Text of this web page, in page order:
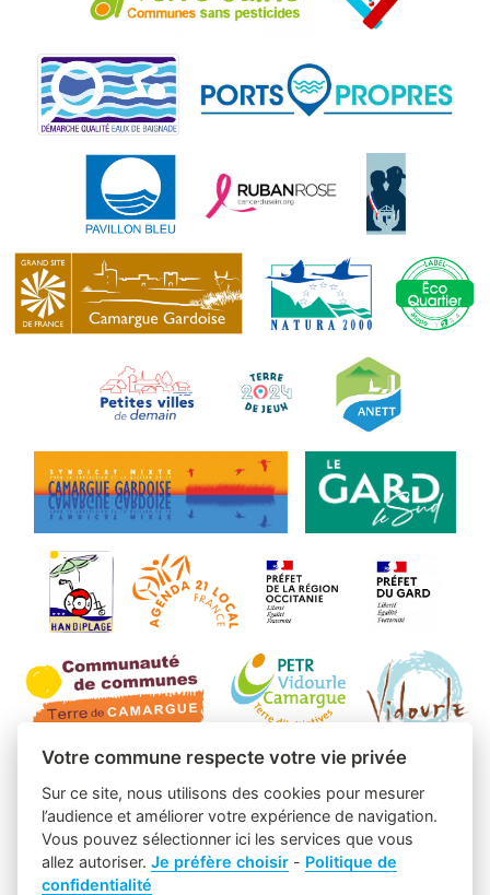
Votre commune respecte votre vie privée
Sur ce site, nous utilisons des cookies pour mesurer
l’audience et améliorer votre expérience de navigation.
Vous pouvez sélectionner ici les services que vous
allez autoriser.Je préfère choisir - Politique de
confidentialité